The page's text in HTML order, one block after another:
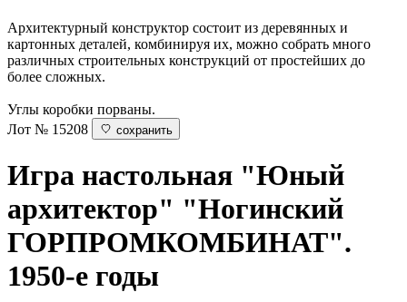
Архитектурный конструктор состоит из деревянных и
картонных деталей, комбинируя их, можно собрать много
различных строительных конструкций от простейших до
более сложных.
Углы коробки порваны.
Лот № 15208
сохранить
Игра настольная "Юный
архитектор" "Ногинский
ГОРПРОМКОМБИНАТ".
1950-е годы